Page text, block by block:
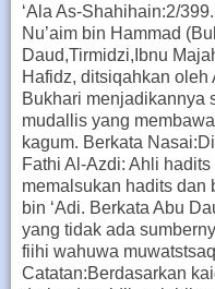
‘Ala As-Shahihain:2/399.
Nu’aim bin Hammad
Daud,Tirmidzi,Ibnu
Hafidz, ditsiqahkan oleh
Bukhari menjadikannya
mudallis yang
kagum. Berkata
Fathi Al-Azdi: Ahli
memalsukan hadits dan
bin ‘Adi. Berkata Abu
yang tidak ada
fiihi wahuwa
Catatan:Berdasarkan